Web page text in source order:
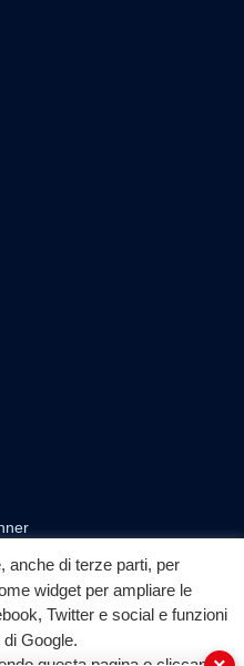
▶
YouTube
anche di terze parti, per
widget per ampliare le
Twitter e social e funzioni
Google.